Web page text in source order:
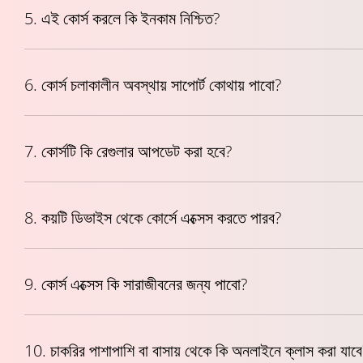
5. এই কোর্স করলে কি ইনকাম নিশ্চিত?
6. কোর্স চলাকালীন অবস্থায় সাপোর্ট কোথায় পাবো?
7. কোর্সটি কি রেগুলার আপডেট করা হবে?
8. কয়টি ডিভাইস থেকে কোর্সে এক্সেস করতে পারব?
9. কোর্স এক্সেস কি সারাজীবনের জন্য পাবো?
10. চাকরির পাশাপাশি বা বাসায় থেকে কি অনলাইনে ক্লাস করা